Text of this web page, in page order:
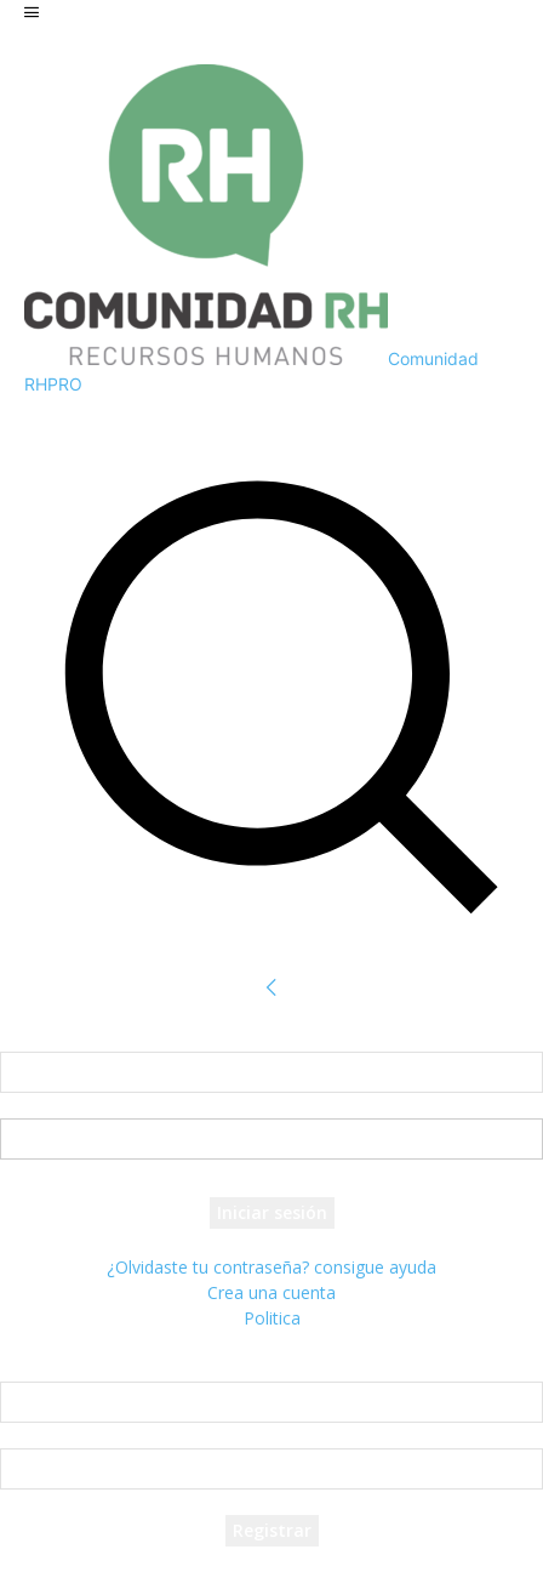
Comunidad
RHPRO
¿Olvidaste tu contraseña? consigue ayuda
Crea una cuenta
Politica